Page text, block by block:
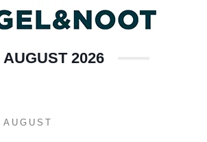
AUGUST 2026
AUGUST